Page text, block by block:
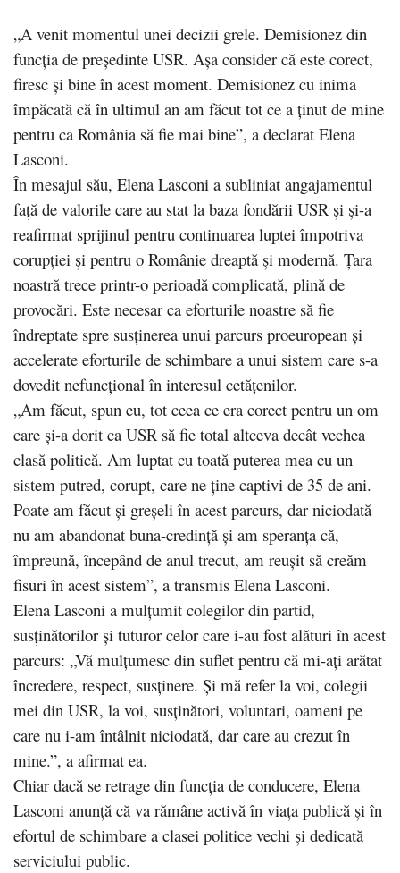
„A venit momentul unei decizii grele. Demisionez din
funcţia de preşedinte USR. Aşa consider că este corect,
firesc şi bine în acest moment. Demisionez cu inima
împăcată că în ultimul an am făcut tot ce a ţinut de mine
pentru ca România să fie mai bine”, a declarat Elena
Lasconi.
În mesajul său, Elena Lasconi a subliniat angajamentul
faţă de valorile care au stat la baza fondării USR şi şi-a
reafirmat sprijinul pentru continuarea luptei împotriva
corupţiei şi pentru o Românie dreaptă şi modernă. Ţara
noastră trece printr-o perioadă complicată, plină de
provocări. Este necesar ca eforturile noastre să fie
îndreptate spre susţinerea unui parcurs proeuropean şi
accelerate eforturile de schimbare a unui sistem care s-a
dovedit nefuncţional în interesul cetăţenilor.
„Am făcut, spun eu, tot ceea ce era corect pentru un om
care şi-a dorit ca USR să fie total altceva decât vechea
clasă politică. Am luptat cu toată puterea mea cu un
sistem putred, corupt, care ne ţine captivi de 35 de ani.
Poate am făcut şi greşeli în acest parcurs, dar niciodată
nu am abandonat buna-credinţă şi am speranţa că,
împreună, începând de anul trecut, am reuşit să creăm
fisuri în acest sistem”, a transmis Elena Lasconi.
Elena Lasconi a mulţumit colegilor din partid,
susţinătorilor şi tuturor celor care i-au fost alături în acest
parcurs: „Vă mulţumesc din suflet pentru că mi-aţi arătat
încredere, respect, susţinere. Şi mă refer la voi, colegii
mei din USR, la voi, susţinători, voluntari, oameni pe
care nu i-am întâlnit niciodată, dar care au crezut în
mine.”, a afirmat ea.
Chiar dacă se retrage din funcţia de conducere, Elena
Lasconi anunţă că va rămâne activă în viaţa publică şi în
efortul de schimbare a clasei politice vechi şi dedicată
serviciului public.